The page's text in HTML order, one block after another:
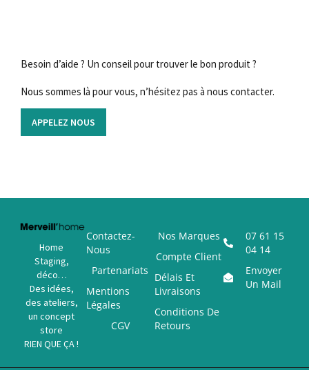
Besoin d’aide ? Un conseil pour trouver le bon produit ?
Nous sommes là pour vous, n’hésitez pas à nous contacter.
APPELEZ NOUS
Home
Staging,
déco…
Des idées,
des ateliers,
un concept
store
RIEN QUE ÇA !
Contactez-
Nous
Partenariats
Mentions
Légales
CGV
Nos Marques
Compte Client
Délais Et
Livraisons
Conditions De
Retours
07 61 15
04 14
Envoyer
Un Mail